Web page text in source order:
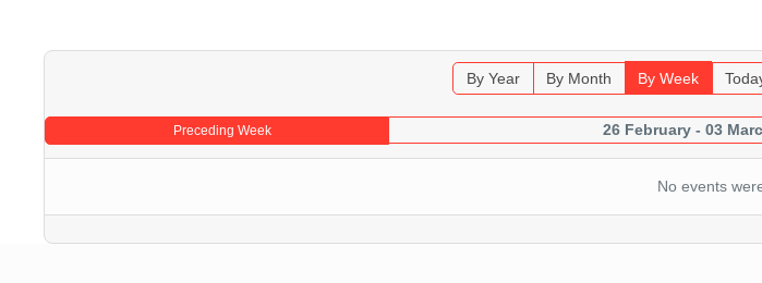
By Year By Month By Week
Preceding Week 26 February - 03
No events